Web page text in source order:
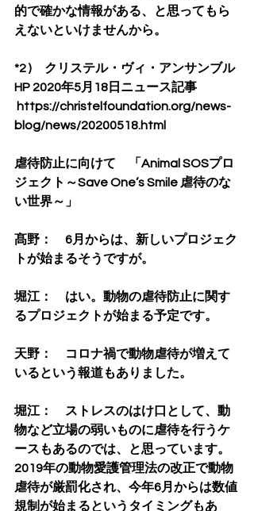
的で確かな情報がある、と思ってもら
えないといけませんから。
*2 )　クリステル・ヴィ・アンサンブル
HP 2020年5月18日ニュース記事
blog/news/20200518.html
虐待防止に向けて　「Animal SOSプロ
ジェクト～Save One’s Smile 虐待のな
い世界～」
髙野：　6月からは、新しいプロジェク
トが始まるそうですが。
堀江：　はい。動物の虐待防止に関す
るプロジェクトが始まる予定です。
天野：　コロナ禍で動物虐待が増えて
いるという報道もありました。
堀江：　ストレスのはけ口として、動
物など立場の弱いものに虐待を行うケ
ースもあるのでは、と思っています。
2019年の動物愛護管理法の改正で動物
虐待が厳罰化され、今年6月からは数値
規制が始まるというタイミングもあ